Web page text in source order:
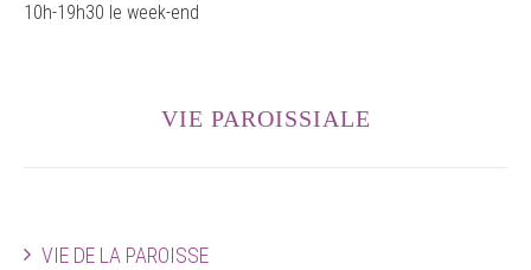
10h-19h30 le week-end
VIE PAROISSIALE
VIE DE LA PAROISSE